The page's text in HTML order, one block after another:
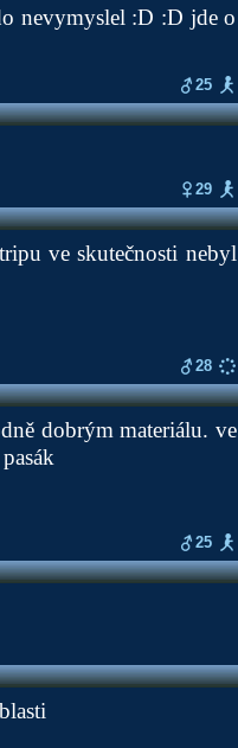
nevymyslel :D :D jde o
25
29
ve skutečnosti nebyl
28
dobrým materiálu. ve
25